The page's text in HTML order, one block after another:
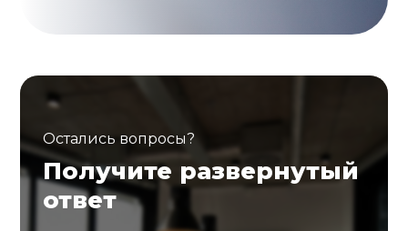
Остались вопросы?
Получите развернутый
ответ